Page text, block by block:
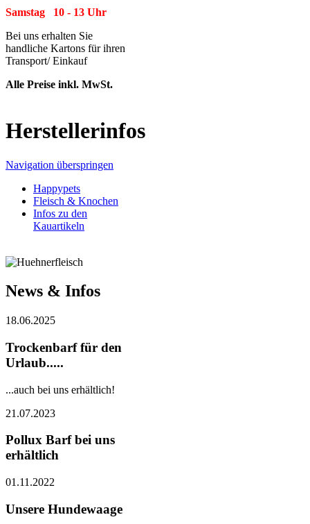
Samstag 10 - 13 Uhr
Bei uns erhalten Sie
handliche Kartons für ihren
Transport/ Einkauf
Alle Preise inkl. MwSt.
Herstellerinfos
Navigation überspringen
Happypets
Fleisch & Knochen
Infos zu den
Kauartikeln
News & Infos
18.06.2025
Trockenbarf für den
Urlaub.....
...auch bei uns erhältlich!
21.07.2023
Pollux Barf bei uns
erhältlich
01.11.2022
Unsere Hundewaage